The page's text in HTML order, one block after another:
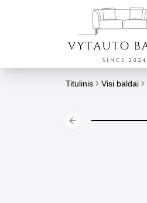
Titulinis Visi baldai
Previous slide